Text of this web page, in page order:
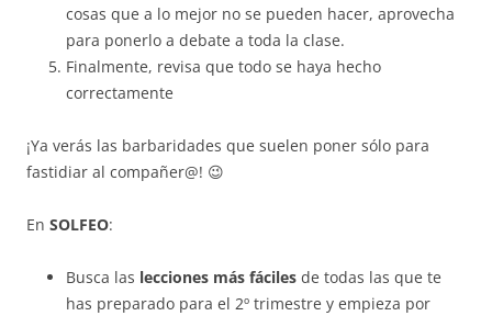
cosas que a lo mejor no se pueden hacer, aprovecha
para ponerlo a debate a toda la clase.
Finalmente, revisa que todo se haya hecho
correctamente
¡Ya verás las barbaridades que suelen poner sólo para
fastidiar al compañer@! 😉
En SOLFEO:
Busca las lecciones más fáciles de todas las que te
has preparado para el 2º trimestre y empieza por